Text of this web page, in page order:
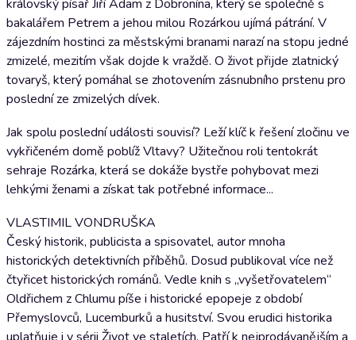
královský písař Jiří Adam z Dobronína, který se společně s
bakalářem Petrem a jehou milou Rozárkou ujímá pátrání. V
zájezdním hostinci za městskými branami narazí na stopu jedné
zmizelé, mezitím však dojde k vraždě. O život přijde zlatnický
tovaryš, který pomáhal se zhotovením zásnubního prstenu pro
poslední ze zmizelých dívek.
Jak spolu poslední události souvisí? Leží klíč k řešení zločinu ve
vykřičeném domě poblíž Vltavy? Užitečnou roli tentokrát
sehraje Rozárka, která se dokáže bystře pohybovat mezi
lehkými ženami a získat tak potřebné informace...
VLASTIMIL VONDRUŠKA
Český historik, publicista a spisovatel, autor mnoha
historických detektivních příběhů. Dosud publikoval více než
čtyřicet historických románů. Vedle knih s „vyšetřovatelem“
Oldřichem z Chlumu píše i historické epopeje z období
Přemyslovců, Lucemburků a husitství. Svou erudici historika